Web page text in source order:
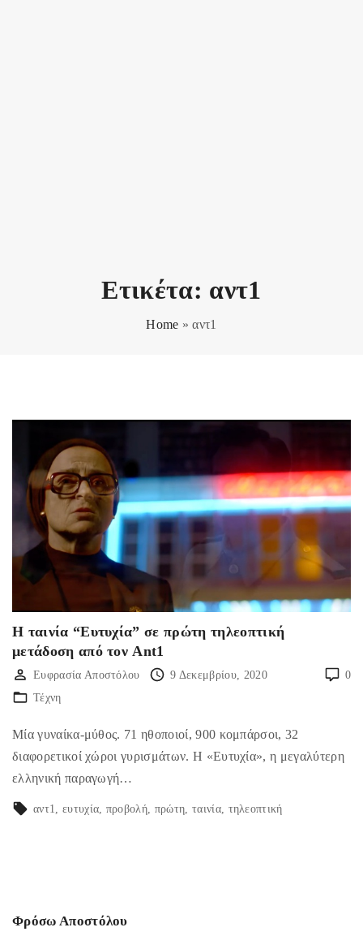
Ετικέτα: αντ1
Home »αντ1
Η ταινία “Ευτυχία” σε πρώτη τηλεοπτική
μετάδοση από τον Ant1
0
Ευφρασία Αποστόλου
9 Δεκεμβρίου, 2020
Τέχνη
Μία γυναίκα-μύθος. 71 ηθοποιοί, 900 κομπάρσοι, 32
διαφορετικοί χώροι γυρισμάτων. Η «Ευτυχία», η μεγαλύτερη
ελληνική παραγωγή…
αντ1 ευτυχία προβολή πρώτη ταινία τηλεοπτική
Φρόσω Αποστόλου